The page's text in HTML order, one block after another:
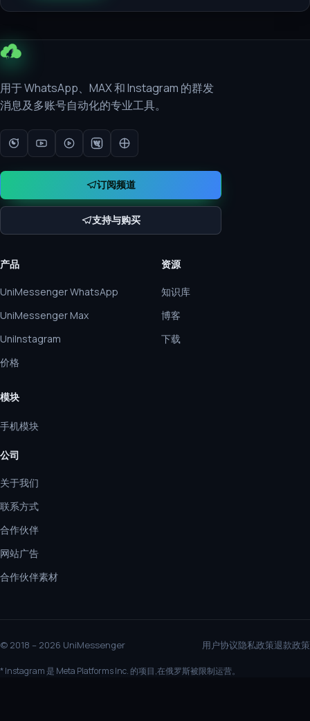
用于 WhatsApp、MAX 和 Instagram 的群发
消息及多账号自动化的专业工具。
订阅频道
支持与购买
产品
UniMessenger WhatsApp
UniMessenger Max
UniInstagram
价格
模块
手机模块
资源
知识库
博客
下载
公司
关于我们
联系方式
合作伙伴
网站广告
合作伙伴素材
© 2018 – 2026 UniMessenger 用户协议隐私政策退款政策
* Instagram 是 Meta Platforms Inc. 的项目,在俄罗斯被限制运营。